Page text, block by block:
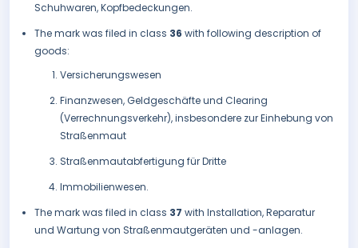
Schuhwaren, Kopfbedeckungen.
The mark was filed in class 36 with following description of
goods:
Versicherungswesen
Finanzwesen, Geldgeschäfte und Clearing
(Verrechnungsverkehr), insbesondere zur Einhebung von
Straßenmaut
Straßenmautabfertigung für Dritte
Immobilienwesen.
The mark was filed in class 37 with Installation, Reparatur
und Wartung von Straßenmautgeräten und -anlagen.